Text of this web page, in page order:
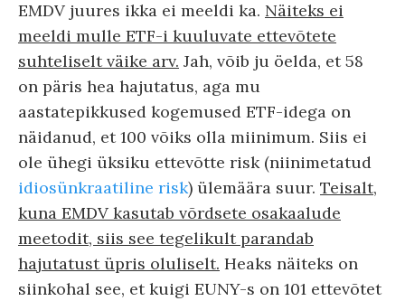
EMDV juures ikka ei meeldi ka. Näiteks ei
meeldi mulle ETF-i kuuluvate ettevõtete
suhteliselt väike arv. Jah, võib ju öelda, et 58
on päris hea hajutatus, aga mu
aastatepikkused kogemused ETF-idega on
näidanud, et 100 võiks olla miinimum. Siis ei
ole ühegi üksiku ettevõtte risk (niinimetatud
idiosünkraatiline risk) ülemäära suur. Teisalt,
kuna EMDV kasutab võrdsete osakaalude
meetodit, siis see tegelikult parandab
hajutatust üpris oluliselt. Heaks näiteks on
siinkohal see, et kuigi EUNY-s on 101 ettevõtet